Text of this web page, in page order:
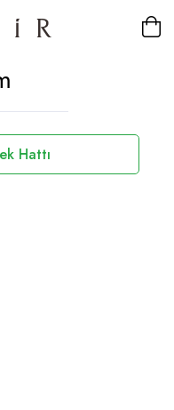
Hattı